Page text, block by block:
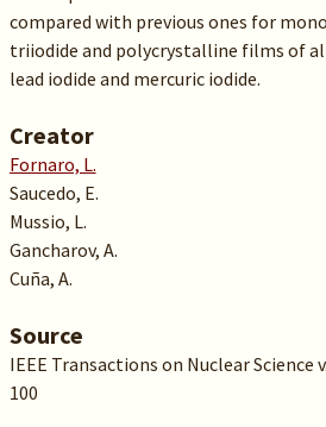
compared with previous ones for
triiodide and polycrystalline films of
lead iodide and mercuric iodide.
Creator
Fornaro, L.
Saucedo, E.
Mussio, L.
Gancharov, A.
Cuña, A.
Source
IEEE Transactions on Nuclear Science
100